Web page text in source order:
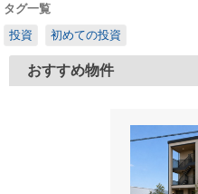
タグ一覧
投資
初めての投資
おすすめ物件